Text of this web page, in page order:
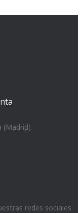
(Madrid)
redes sociales.